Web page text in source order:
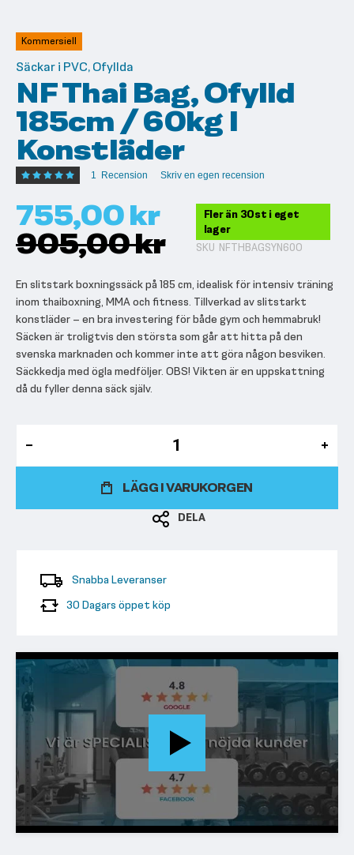
av
bildgalleriet
Kommersiell
Säckar i PVC, Ofyllda
NF Thai Bag, Ofylld
185cm / 60kg I
Konstläder
Betyg:
100
% of100
1 Recension Skriv en egen recension
755,00 kr
905,00 kr
Fler än 30st i eget
lager
SKU NFTHBAGSYN60O
En slitstark boxningssäck på 185 cm, idealisk för intensiv träning
inom thaiboxning, MMA och fitness. Tillverkad av slitstarkt
konstläder – en bra investering för både gym och hemmabruk!
Säcken är troligtvis den största som går att hitta på den
svenska marknaden och kommer inte att göra någon besviken.
Säckkedja med ögla medföljer. OBS! Vikten är en uppskattning
då du fyller denna säck själv.
LÄGG I VARUKORGEN
DELA
Snabba Leveranser
30 Dagars öppet köp